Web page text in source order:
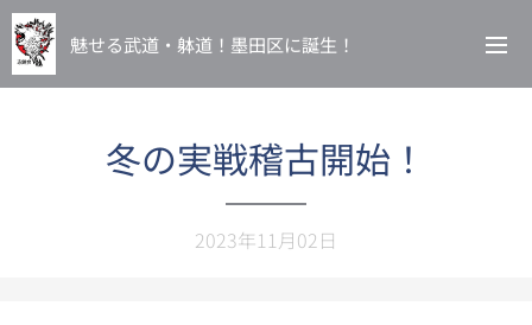
魅せる武道・躰道！墨田区に誕生！
冬の実戦稽古開始！
2023年11月02日